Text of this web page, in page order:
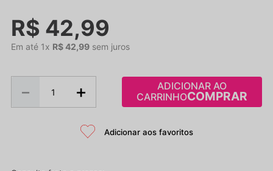
R$ 42,99
Em até 1x R$42,99 sem juros
＋
－
ADICIONAR AO
CARRINHO